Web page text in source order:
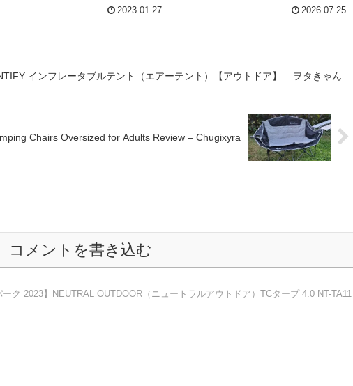
2023.01.27 2026.07.25
インフレータブルテント（エアーテント）【アウトドア】 – ヲタきゃん
Chairs Oversized for Adults Review – Chugixyra
コメントを書き込む
ーク 2023】NEUTRAL OUTDOOR（ニュートラルアウトドア）TCタープ 4.0 NT-TA11